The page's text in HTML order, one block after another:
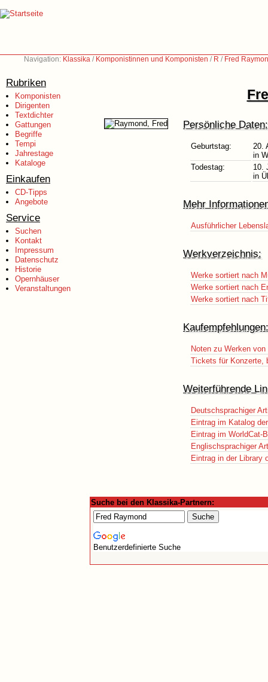
Navigation: Klassika / Komponistinnen und Komponisten / R / Fred
Rubriken
Komponisten
Dirigenten
Textdichter
Gattungen
Begriffe
Tempi
Jahrestage
Kataloge
Einkaufen
CD-Tipps
Angebote
Service
Suchen
Kontakt
Impressum
Datenschutz
Historie
Opernhäuser
Veranstaltungen
Persönliche Daten:
Geburtstag:
20.
in
Todestag:
10.
in
Mehr
Ausführlicher
Werkverzeichnis:
Werke sortiert nach
Werke sortiert nach
Werke sortiert nach
Kaufempfehlungen:
Noten zu Werken
Tickets für Konzerte,
Weiterführende
Deutschsprachiger
Eintrag im Katalog
Eintrag im WorldCat-
Englischsprachiger
Eintrag in der Library
Suche bei den Klassika-Partnern:
Benutzerdefinierte Suche